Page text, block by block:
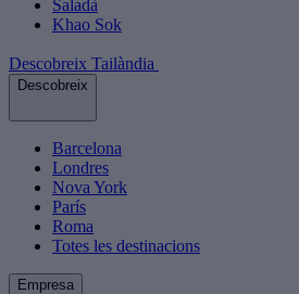
Saladà
Khao Sok
Descobreix Tailàndia
Descobreix
Barcelona
Londres
Nova York
París
Roma
Totes les destinacions
Empresa